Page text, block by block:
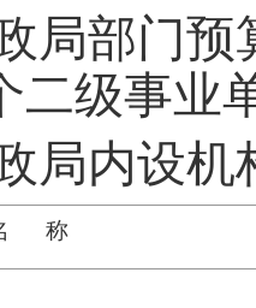
局部门预
二级事业
局内设机
称